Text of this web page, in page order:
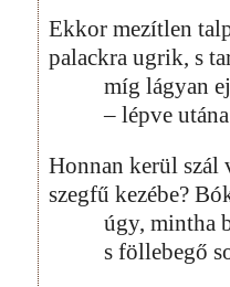
Ekkor mezítlen
palackra ugrik, s
míg lágyan
– lépve
Honnan kerül szál
szegfű kezébe?
úgy, mintha
s föllebegő